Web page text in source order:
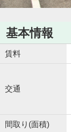
基本情報
賃料
交通
間取り(面積)